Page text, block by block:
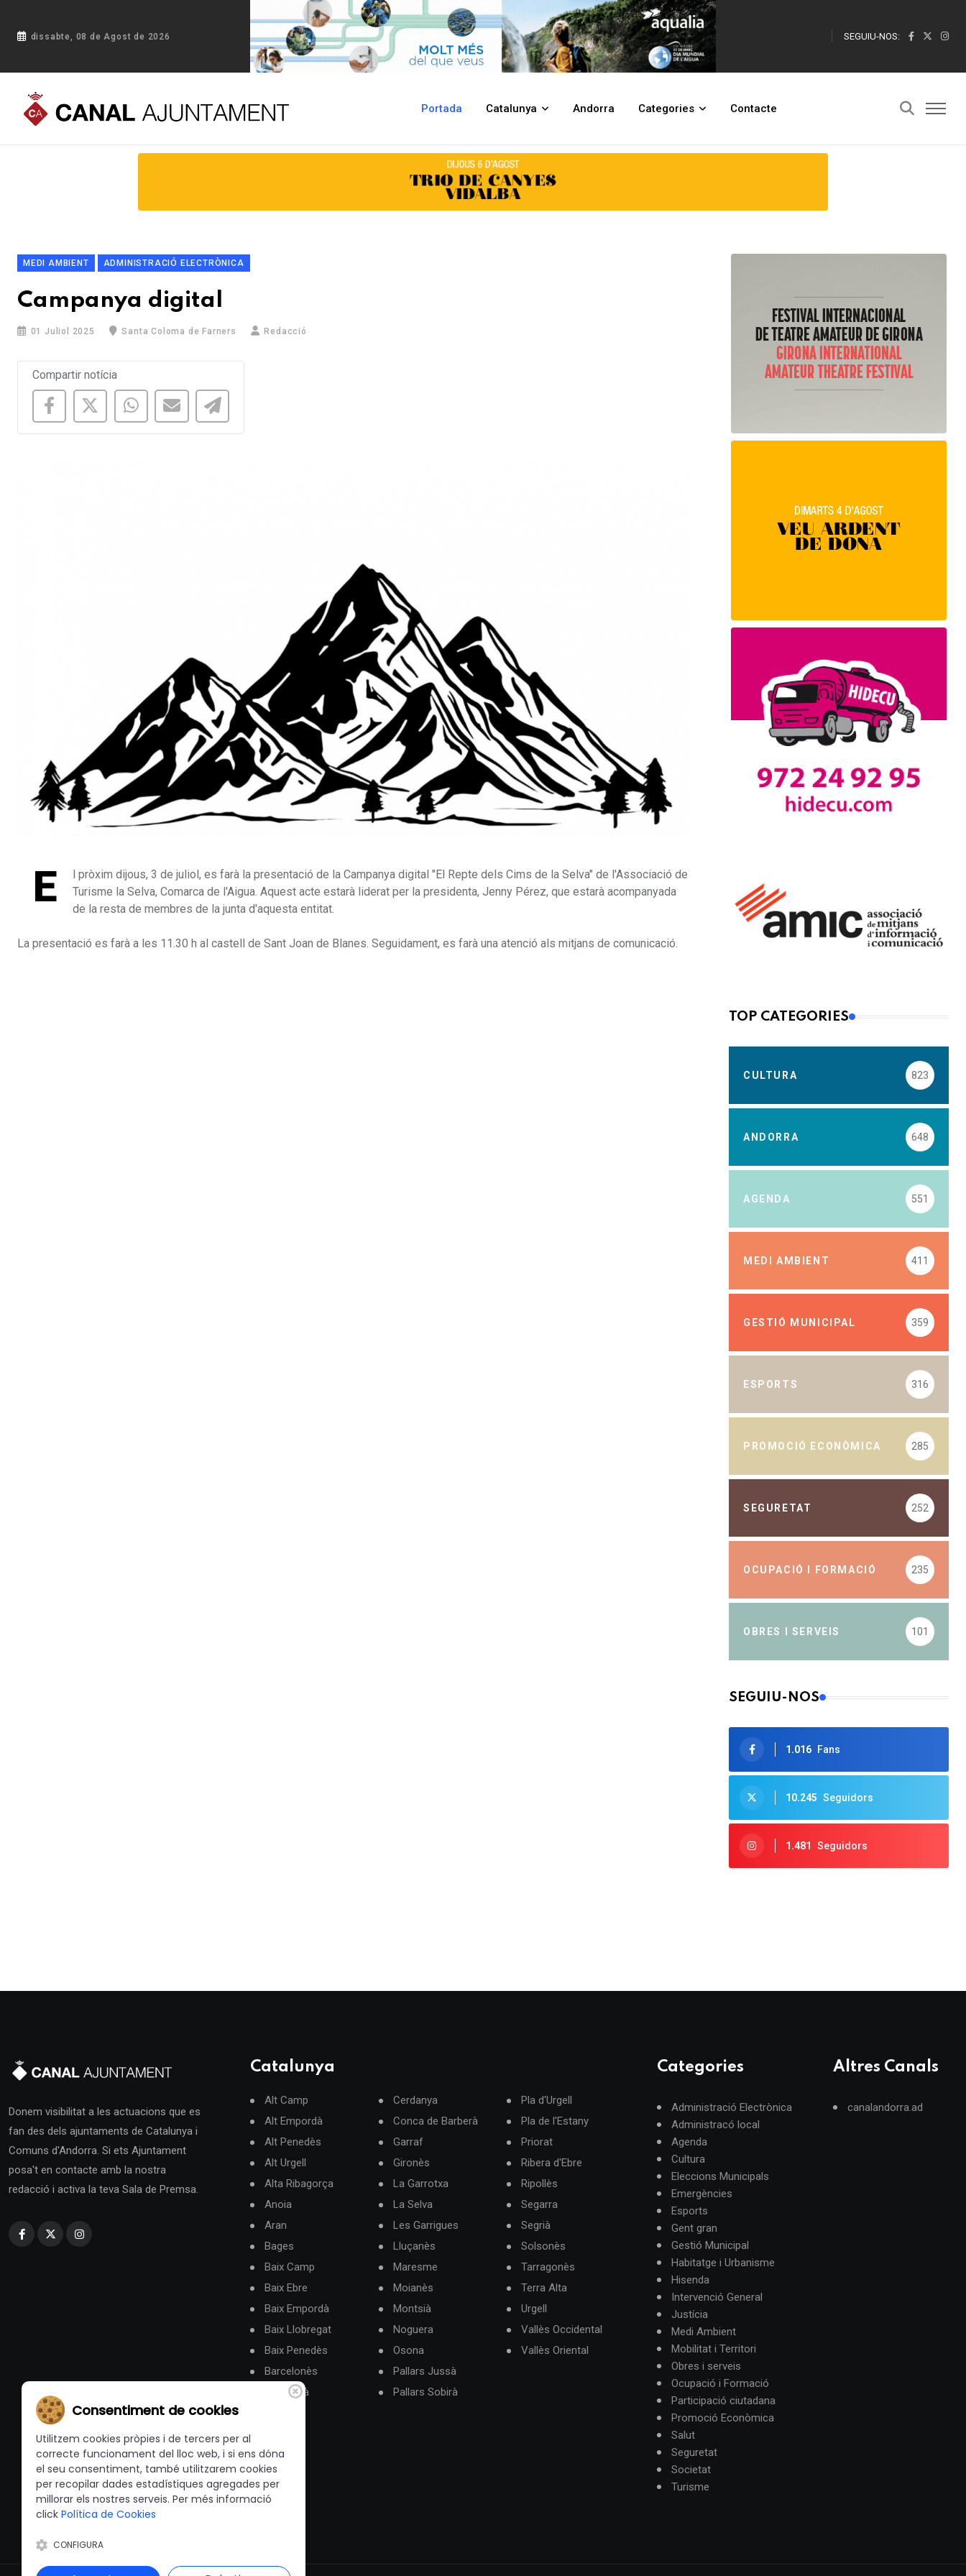
dissabte, 08 de Agost de 2026 SEGUIU-NOS:
Portada Catalunya Andorra Categories Contacte
Portada Blog Campanya digital
MEDI AMBIENT ADMINISTRACIÓ ELECTRÒNICA
Campanya digital
01 Juliol 2025 Santa Coloma de Farners Redacció
Compartir notícia
E
l pròxim dijous, 3 de juliol, es farà la presentació de la Campanya digital "El Repte dels Cims de la Selva" de l'Associació de
Turisme la Selva, Comarca de l'Aigua. Aquest acte estarà liderat per la presidenta, Jenny Pérez, que estarà acompanyada
de la resta de membres de la junta d'aquesta entitat.
La presentació es farà a les 11.30 h al castell de Sant Joan de Blanes. Seguidament, es farà una atenció als mitjans de comunicació.
TOP CATEGORIES
CULTURA 823
ANDORRA 648
AGENDA 551
MEDI AMBIENT 411
GESTIÓ MUNICIPAL 359
ESPORTS 316
PROMOCIÓ ECONÒMICA 285
SEGURETAT 252
OCUPACIÓ I FORMACIÓ 235
OBRES I SERVEIS 101
SEGUIU-NOS
1.016 Fans
10.245 Seguidors
1.481 Seguidors
Donem visibilitat a les actuacions que es
fan des dels ajuntaments de Catalunya i
Comuns d'Andorra. Si ets Ajuntament
posa't en contacte amb la nostra
redacció i activa la teva Sala de Premsa.
Catalunya
Alt Camp
Alt Empordà
Alt Penedès
Alt Urgell
Alta Ribagorça
Anoia
Aran
Bages
Baix Camp
Baix Ebre
Baix Empordà
Baix Llobregat
Baix Penedès
Barcelonès
Berguedà
Cerdanya
Conca de Barberà
Garraf
Gironès
La Garrotxa
La Selva
Les Garrigues
Lluçanès
Maresme
Moianès
Montsià
Noguera
Osona
Pallars Jussà
Pallars Sobirà
Pla d'Urgell
Pla de l'Estany
Priorat
Ribera d'Ebre
Ripollès
Segarra
Segrià
Solsonès
Tarragonès
Terra Alta
Urgell
Vallès Occidental
Vallès Oriental
Categories
Administració Electrònica
Administracó local
Agenda
Cultura
Eleccions Municipals
Emergències
Esports
Gent gran
Gestió Municipal
Habitatge i Urbanisme
Hisenda
Intervenció General
Justícia
Medi Ambient
Mobilitat i Territori
Obres i serveis
Ocupació i Formació
Participació ciutadana
Promoció Econòmica
Salut
Seguretat
Societat
Turisme
Altres Canals
canalandorra.ad
Consentiment de cookies
Utilitzem cookies pròpies i de tercers per al
correcte funcionament del lloc web, i si ens dóna
el seu consentiment, també utilitzarem cookies
per recopilar dades estadístiques agregades per
millorar els nostres serveis. Per més informació
click Política de Cookies
CONFIGURA